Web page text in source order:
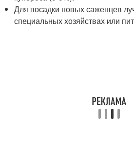
Для посадки новых саженцев
специальных хозяйствах или